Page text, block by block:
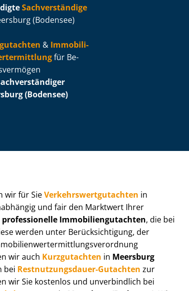
Sachverständige
(Bodensee)
& Im­mo­bi­li­
für Be­
(Bodensee)
wir für SieVer­kehrs­wert­gut­ach­ten in
und fair den Marktwert Ihrer
professionelle Im­mo­bi­li­en­gut­ach­ten, die bei
werden unter Be­rück­sich­ti­gung, der
wir auch Kurzgutachten in Meersburg
bei Rest­nut­zungs­dau­er-Gutachten zur
wir Sie kostenlos und unverbindlich bei